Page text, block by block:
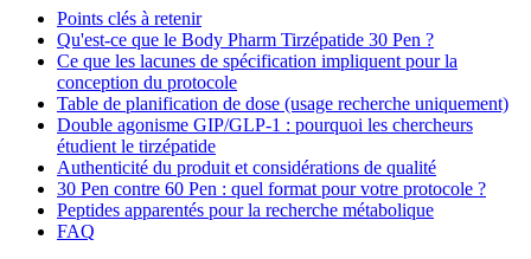
Points clés à retenir
Qu'est-ce que le Body Pharm Tirzépatide 30 Pen ?
Ce que les lacunes de spécification impliquent pour la
conception du protocole
Table de planification de dose (usage recherche uniquement)
Double agonisme GIP/GLP-1 : pourquoi les chercheurs
étudient le tirzépatide
Authenticité du produit et considérations de qualité
30 Pen contre 60 Pen : quel format pour votre protocole ?
Peptides apparentés pour la recherche métabolique
FAQ